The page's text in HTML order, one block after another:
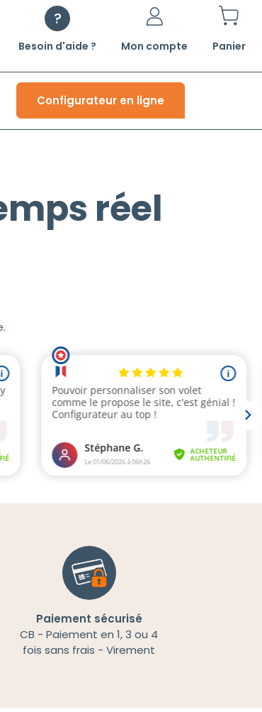
Besoin d'aide ? Mon compte Panier
Configurateur en ligne
réel
Paiement sécurisé
CB - Paiement en 1, 3 ou 4
fois sans frais - Virement